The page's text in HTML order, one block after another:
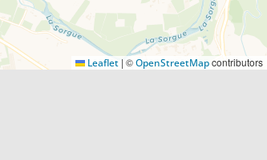
Leaflet | ©OpenStreetMapcontributors